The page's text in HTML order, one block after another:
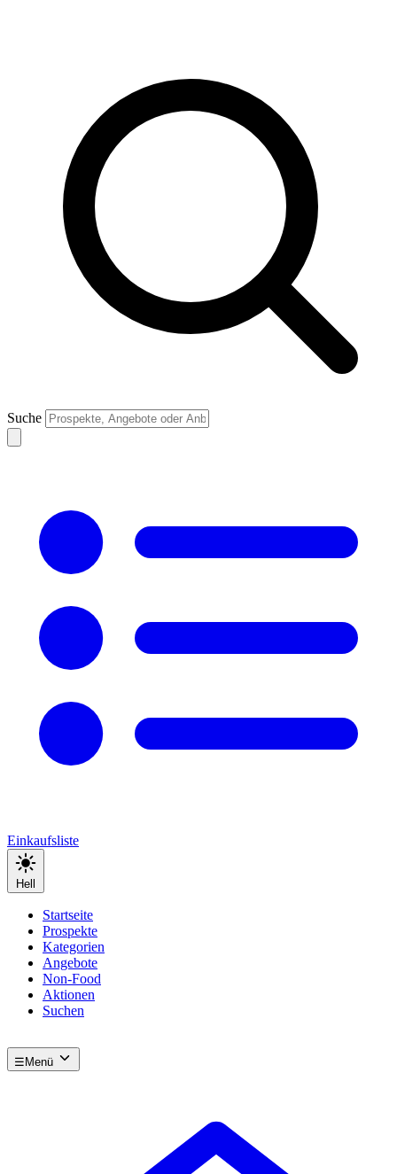
Suche
Einkaufsliste
Hell
Startseite
Prospekte
Kategorien
Angebote
Non-Food
Aktionen
Suchen
☰ Menü